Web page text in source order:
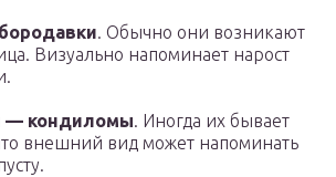
. Обычно они возникают
Визуально напоминает нарост
— кондиломы. Иногда их бывает
внешний вид может напоминать